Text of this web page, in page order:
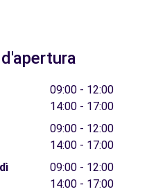
09:00 - 12:00
14:00 - 17:00
09:00 - 12:00
14:00 - 17:00
09:00 - 12:00
14:00 - 17:00